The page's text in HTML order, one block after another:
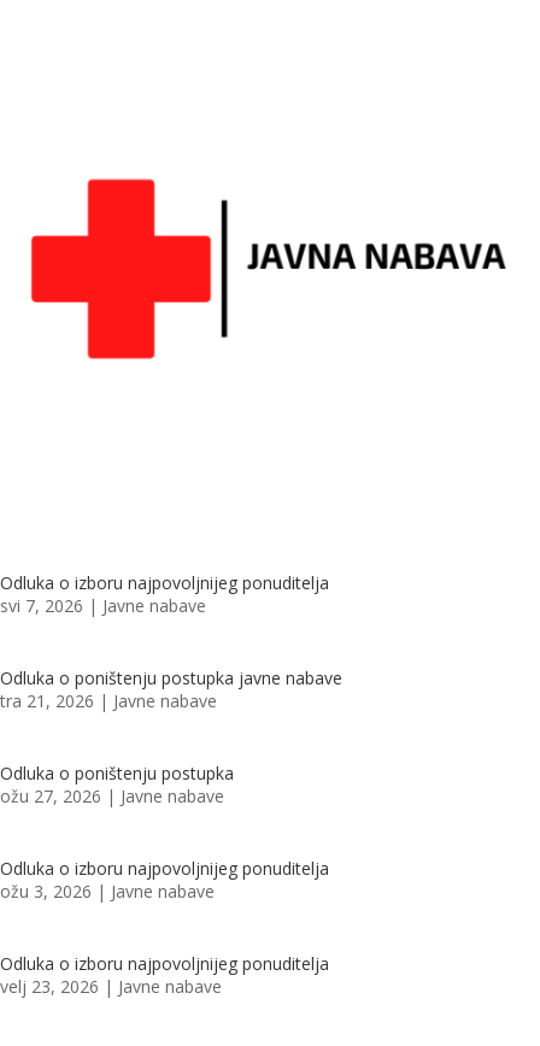
Odluka o izboru najpovoljnijeg ponuditelja
svi 7, 2026 | Javne nabave
Odluka o poništenju postupka javne nabave
tra 21, 2026 | Javne nabave
Odluka o poništenju postupka
ožu 27, 2026 | Javne nabave
Odluka o izboru najpovoljnijeg ponuditelja
ožu 3, 2026 | Javne nabave
Odluka o izboru najpovoljnijeg ponuditelja
velj 23, 2026 | Javne nabave